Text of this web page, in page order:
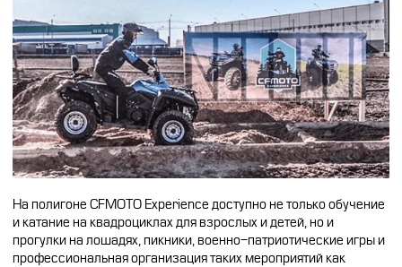
На полигоне CFMOTO Experience доступно не только обучение
и катание на квадроциклах для взрослых и детей, но и
прогулки на лошадях, пикники, военно-патриотические игры и
профессиональная организация таких мероприятий как